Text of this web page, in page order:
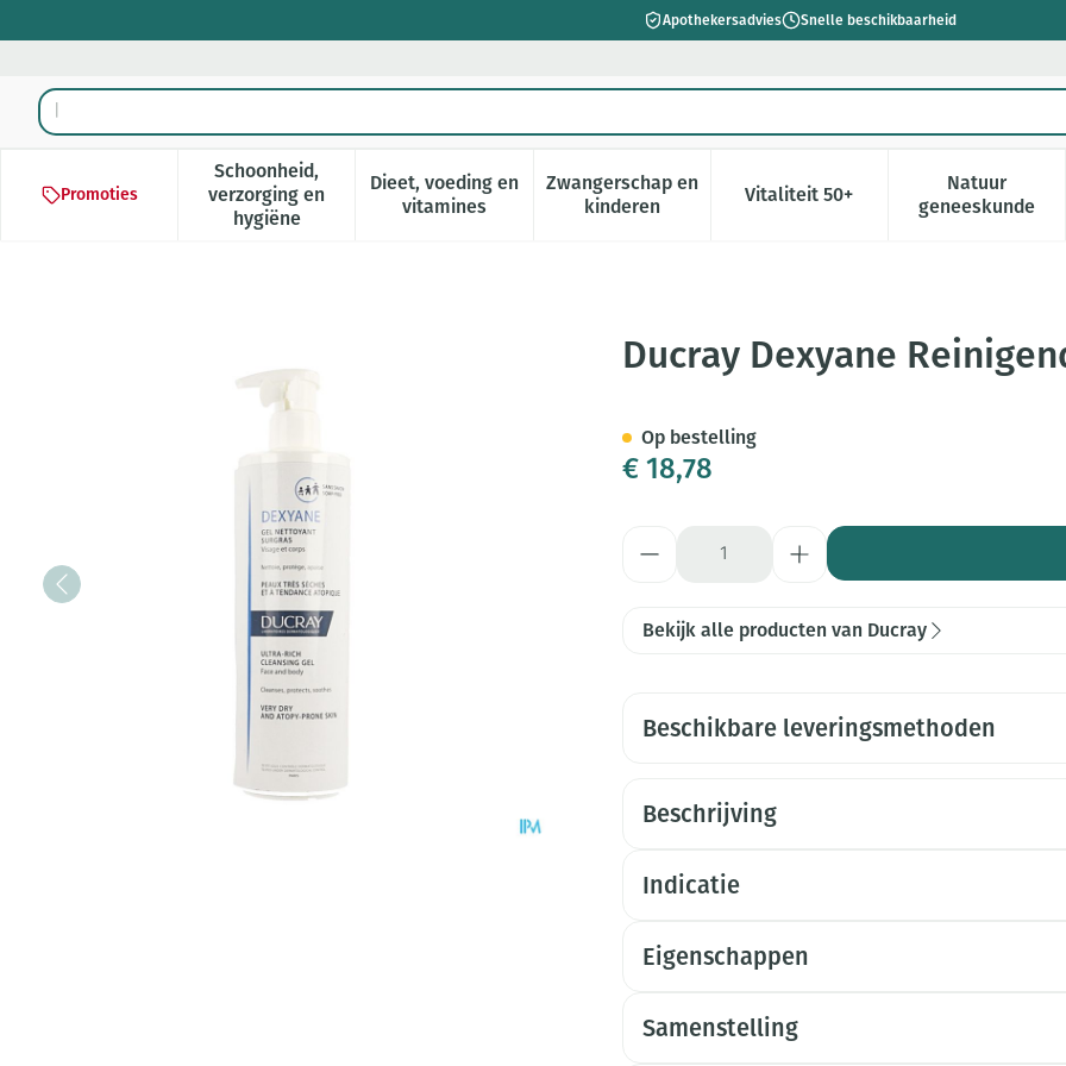
Apothekersadvies Snelle beschikbaarheid
Product, merk, categorie...
Promoties
Schoonheid,
verzorging en
hygiëne
Toon submenu voor Schoonheid, verzorging en hygiëne categorie
Dieet, voeding en
vitaminesToon submenu voor Dieet, voeding en vitamines categorie
Zwangerschap en
kinderenToon submenu voor Zwangerschap en kinderen
Vitaliteit 50+Toon submenu voor Vitaliteit
Natuur
geneeskunde
Toon
Ducray Dexyane Reinigende Gel Overvet 400ml
Ducray Dexyane
€ 18,78
Op bestelling
Bekijk alle producten van Ducray
Beschikbare leveringsmethoden
Beschrijving
Indicatie
Eigenschappen
Samenstelling